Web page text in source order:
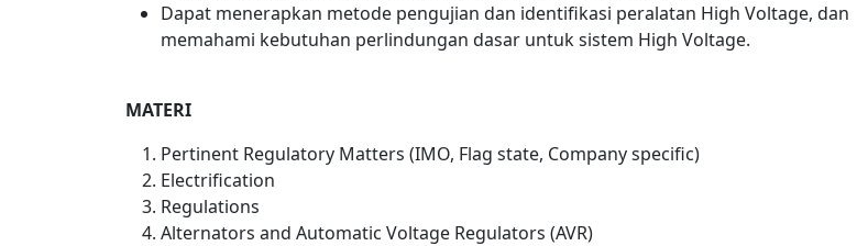
Dapat menerapkan metode pengujian dan identifikasi peralatan High Voltage, dan
memahami kebutuhan perlindungan dasar untuk sistem High Voltage.
MATERI
Pertinent Regulatory Matters (IMO, Flag state, Company specific)
Electrification
Regulations
Alternators and Automatic Voltage Regulators (AVR)